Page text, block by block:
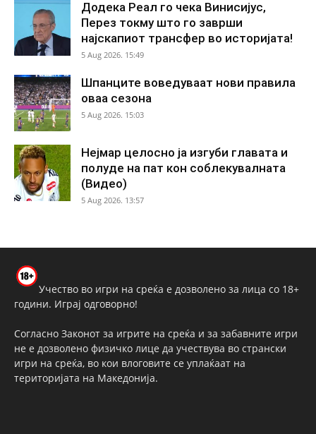
Додека Реал го чека Винисијус,
Перез токму што го заврши
најскапиот трансфер во историјата!
5 Aug 2026. 15:49
Шпанците воведуваат нови правила
оваа сезона
5 Aug 2026. 15:03
Нејмар целосно ја изгуби главата и
полуде на пат кон соблекувалната
(Видео)
5 Aug 2026. 13:57
Учество во игри на среќа е дозволено за лица со 18+
години. Играј одговорно!
Согласно Законот за игрите на среќа и за забавните игри
не е дозволено физичко лице да учествува во странски
игри на среќа, во кои влоговите се уплаќаат на
територијата на Македонија.